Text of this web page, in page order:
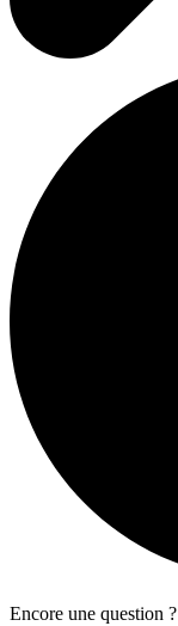
Encore une question ?